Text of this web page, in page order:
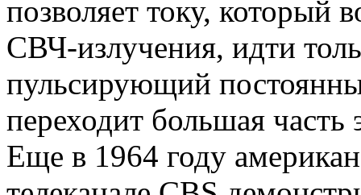
позволяет току, который
СВЧ-излучения, идти
пульсирующий
переходит большая часть
Еще в 1964 году